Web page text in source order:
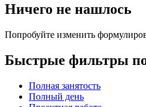
Ничего не нашлось
Попробуйте изменить
Быстрые фильтры
Полная занятость
Полный день